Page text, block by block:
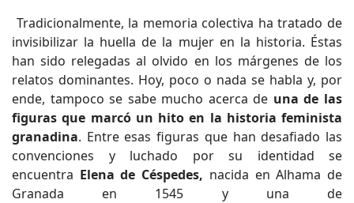
Tradicionalmente, la memoria colectiva ha tratado de
invisibilizar la huella de la mujer en la historia. Éstas
han sido relegadas al olvido en los márgenes de los
relatos dominantes. Hoy, poco o nada se habla y, por
ende, tampoco se sabe mucho acerca de una de las
figuras que marcó un hito en la historia feminista
granadina. Entre esas figuras que han desafiado las
convenciones y luchado por su identidad se
encuentra Elena de Céspedes, nacida en Alhama de
Granada en 1545 y una de